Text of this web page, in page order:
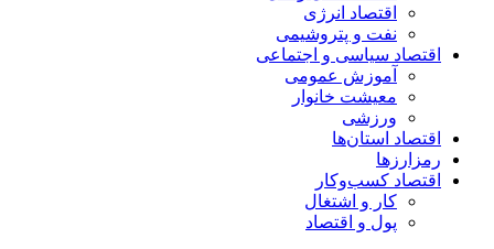
اقتصاد انرژی
نفت و پتروشیمی
اقتصاد سیاسی و اجتماعی
آموزش عمومی
معیشت خانوار
ورزشی
اقتصاد استان‌ها
رمزارزها
اقتصاد کسب‌و‌کار
کار و اشتغال
پول و اقتصاد